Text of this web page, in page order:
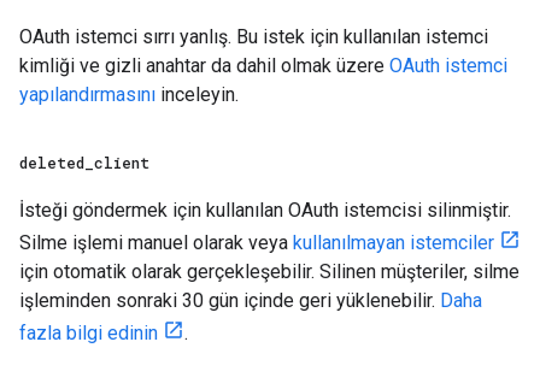
OAuth istemci sırrı yanlış. Bu istek için kullanılan istemci
kimliği ve gizli anahtar da dahil olmak üzere OAuth istemci
yapılandırmasını inceleyin.
deleted client
İsteği göndermek için kullanılan OAuth istemcisi silinmiştir.
Silme işlemi manuel olarak veya kullanılmayan istemciler
için otomatik olarak gerçekleşebilir. Silinen müşteriler, silme
işleminden sonraki 30 gün içinde geri yüklenebilir. Daha
fazla bilgi edinin
.